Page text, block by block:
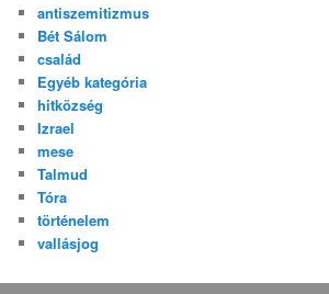
antiszemitizmus
Bét Sálom
család
Egyéb kategória
hitközség
Izrael
mese
Talmud
Tóra
történelem
vallásjog